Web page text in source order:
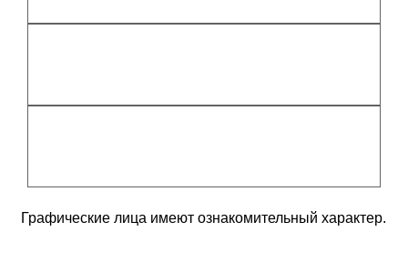
Графические лица имеют ознакомительный характер.